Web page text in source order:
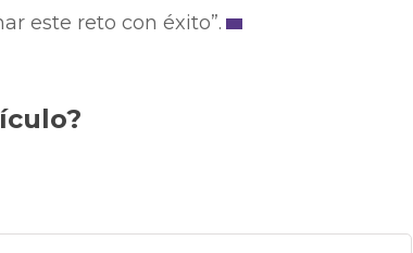
este reto con éxito”.